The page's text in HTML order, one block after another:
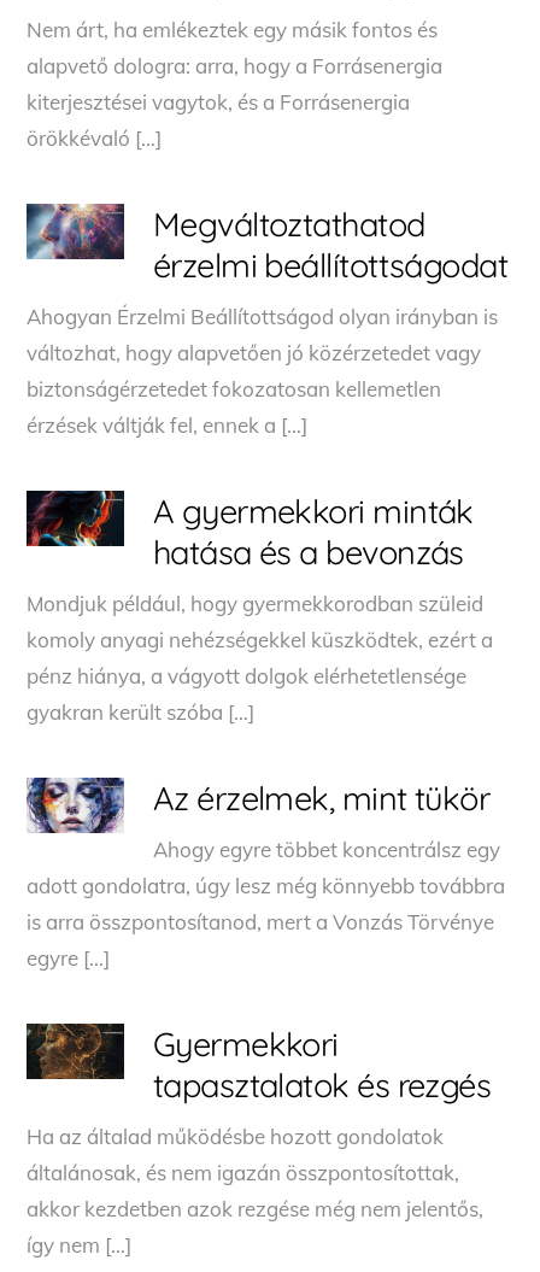
Nem árt, ha emlékeztek egy másik fontos és
alapvető dologra: arra, hogy a Forrásenergia
kiterjesztései vagytok, és a Forrásenergia
örökkévaló […]
Megváltoztathatod
érzelmi beállítottságodat
Ahogyan Érzelmi Beállítottságod olyan irányban is
változhat, hogy alapvetően jó közérzetedet vagy
biztonságérzetedet fokozatosan kellemetlen
érzések váltják fel, ennek a […]
A gyermekkori minták
hatása és a bevonzás
Mondjuk például, hogy gyermekkorodban szüleid
komoly anyagi nehézségekkel küszködtek, ezért a
pénz hiánya, a vágyott dolgok elérhetetlensége
gyakran került szóba […]
Az érzelmek, mint tükör
Ahogy egyre többet koncentrálsz egy
adott gondolatra, úgy lesz még könnyebb továbbra
is arra összpontosítanod, mert a Vonzás Törvénye
egyre […]
Gyermekkori
tapasztalatok és rezgés
Ha az általad működésbe hozott gondolatok
általánosak, és nem igazán összpontosítottak,
akkor kezdetben azok rezgése még nem jelentős,
így nem […]